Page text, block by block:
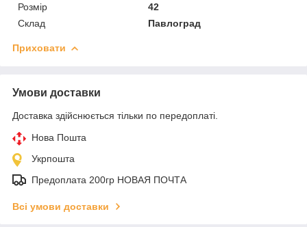
Розмір
42
Склад
Павлоград
Приховати
Умови доставки
Доставка здійснюється тільки по передоплаті.
Нова Пошта
Укрпошта
Предоплата 200гр НОВАЯ ПОЧТА
Всі умови доставки